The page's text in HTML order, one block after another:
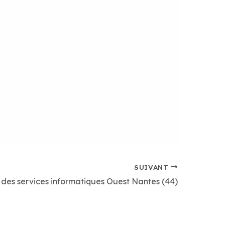
SUIVANT
services informatiques Ouest Nantes (44)